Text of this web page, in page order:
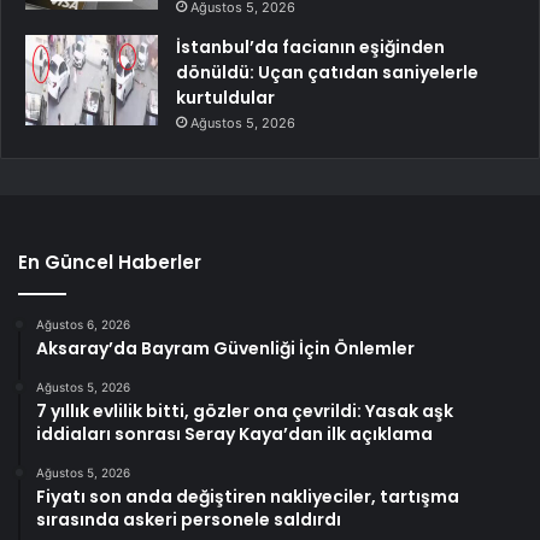
Ağustos 5, 2026
İstanbul’da facianın eşiğinden
dönüldü: Uçan çatıdan saniyelerle
kurtuldular
Ağustos 5, 2026
En Güncel Haberler
Ağustos 6, 2026
Aksaray’da Bayram Güvenliği İçin Önlemler
Ağustos 5, 2026
7 yıllık evlilik bitti, gözler ona çevrildi: Yasak aşk
iddiaları sonrası Seray Kaya’dan ilk açıklama
Ağustos 5, 2026
Fiyatı son anda değiştiren nakliyeciler, tartışma
sırasında askeri personele saldırdı